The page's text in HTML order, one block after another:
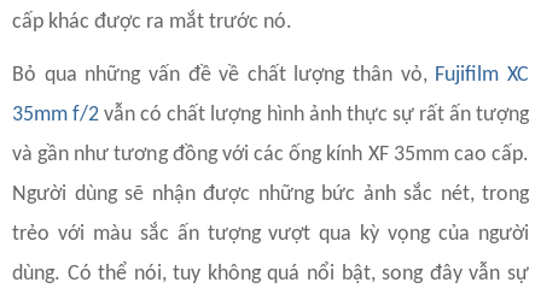
cấp khác được ra mắt trước nó.
Bỏ qua những vấn đề về chất lượng thân vỏ, Fujifilm XC
35mm f/2 vẫn có chất lượng hình ảnh thực sự rất ấn tượng
và gần như tương đồng với các ống kính XF 35mm cao cấp.
Người dùng sẽ nhận được những bức ảnh sắc nét, trong
trẻo với màu sắc ấn tượng vượt qua kỳ vọng của người
dùng. Có thể nói, tuy không quá nổi bật, song đây vẫn sự